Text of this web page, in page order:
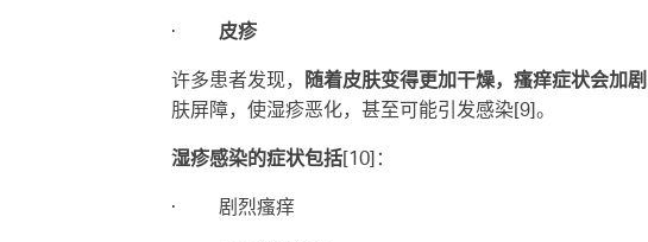
· 皮疹
许多患者发现， 随着皮肤变得更加干燥，瘙痒症状会加剧
肤屏障，使湿疹恶化，甚至可能引发感染[9]。
湿疹感染的症状包括[10]：
· 剧烈瘙痒